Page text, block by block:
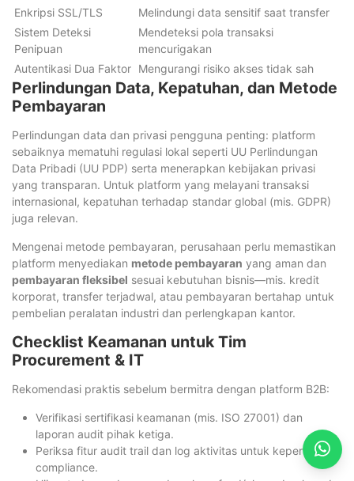
Enkripsi SSL/TLS
Melindungi data sensitif saat transfer
Sistem Deteksi
Penipuan
Mendeteksi pola transaksi
mencurigakan
Autentikasi Dua Faktor Mengurangi risiko akses tidak sah
Perlindungan Data, Kepatuhan, dan Metode
Pembayaran
Perlindungan data dan privasi pengguna penting: platform
sebaiknya mematuhi regulasi lokal seperti UU Perlindungan
Data Pribadi (UU PDP) serta menerapkan kebijakan privasi
yang transparan. Untuk platform yang melayani transaksi
internasional, kepatuhan terhadap standar global (mis. GDPR)
juga relevan.
Mengenai metode pembayaran, perusahaan perlu memastikan
platform menyediakan metode pembayaran yang aman dan
pembayaran fleksibel sesuai kebutuhan bisnis—mis. kredit
korporat, transfer terjadwal, atau pembayaran bertahap untuk
pembelian peralatan industri dan perlengkapan kantor.
Checklist Keamanan untuk Tim
Procurement & IT
Rekomendasi praktis sebelum bermitra dengan platform B2B:
Verifikasi sertifikasi keamanan (mis. ISO 27001) dan
laporan audit pihak ketiga.
Periksa fitur audit trail dan log aktivitas untuk keperluan
compliance.